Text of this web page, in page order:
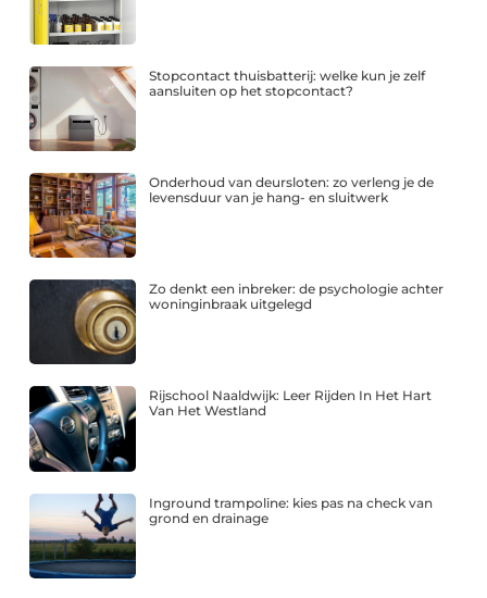
Stopcontact thuisbatterij: welke kun je zelf
aansluiten op het stopcontact?
Onderhoud van deursloten: zo verleng je de
levensduur van je hang- en sluitwerk
Zo denkt een inbreker: de psychologie achter
woninginbraak uitgelegd
Rijschool Naaldwijk: Leer Rijden In Het Hart
Van Het Westland
Inground trampoline: kies pas na check van
grond en drainage